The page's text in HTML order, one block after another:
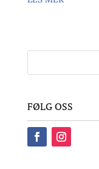
FØLG OSS